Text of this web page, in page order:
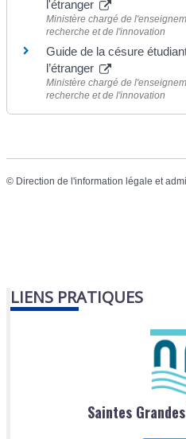
l'étranger
Ministère chargé de
recherche et de l'innovation
Guide de la césure
l’étranger
Ministère chargé de
recherche et de l'innovation
© Direction de l'information légale et
LIENS PRATIQUES
Saintes